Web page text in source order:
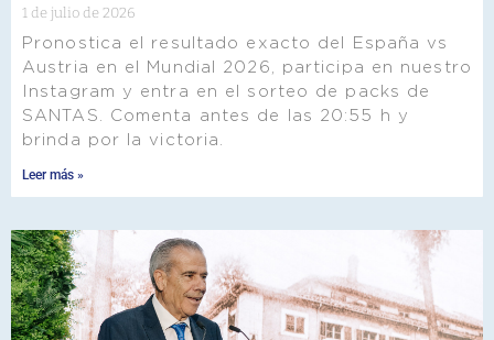
1 de julio de 2026
Pronostica el resultado exacto del España vs
Austria en el Mundial 2026, participa en nuestro
Instagram y entra en el sorteo de packs de
SANTAS. Comenta antes de las 20:55 h y
brinda por la victoria.
Leer más »